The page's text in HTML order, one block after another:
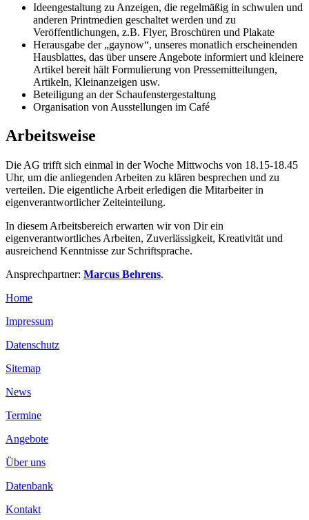
Ideengestaltung zu Anzeigen, die regelmäßig in schwulen und
anderen Printmedien geschaltet werden und zu
Veröffentlichungen, z.B. Flyer, Broschüren und Plakate
Herausgabe der „gaynow“, unseres monatlich erscheinenden
Hausblattes, das über unsere Angebote informiert und kleinere
Artikel bereit hält Formulierung von Pressemitteilungen,
Artikeln, Kleinanzeigen usw.
Beteiligung an der Schaufenstergestaltung
Organisation von Ausstellungen im Café
Arbeitsweise
Die AG trifft sich einmal in der Woche Mittwochs von 18.15-18.45
Uhr, um die anliegenden Arbeiten zu klären besprechen und zu
verteilen. Die eigentliche Arbeit erledigen die Mitarbeiter in
eigenverantwortlicher Zeiteinteilung.
In diesem Arbeitsbereich erwarten wir von Dir ein
eigenverantwortliches Arbeiten, Zuverlässigkeit, Kreativität und
ausreichend Kenntnisse zur Schriftsprache.
Ansprechpartner: Marcus Behrens.
Home
Impressum
Datenschutz
Sitemap
News
Termine
Angebote
Über uns
Datenbank
Kontakt